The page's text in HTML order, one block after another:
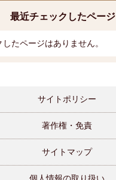
最近チェックしたページ
たページはありません。
サイトポリシー
著作権・免責
サイトマップ